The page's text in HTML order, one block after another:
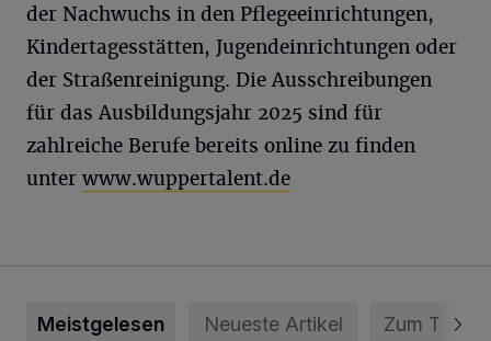
der Nachwuchs in den Pflegeeinrichtungen,
Kindertagesstätten, Jugendeinrichtungen oder
der Straßenreinigung. Die Ausschreibungen
für das Ausbildungsjahr 2025 sind für
zahlreiche Berufe bereits online zu finden
unter www.wuppertalent.de
Meistgelesen Neueste Artikel Zum Thema